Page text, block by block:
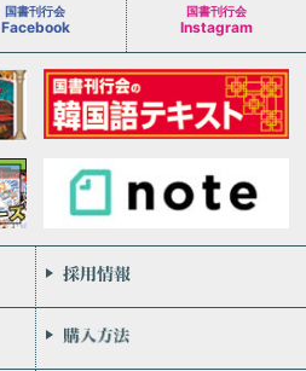
国書刊行会
Facebook
国書刊行会
Instagram
会社案内
お問い合わせ